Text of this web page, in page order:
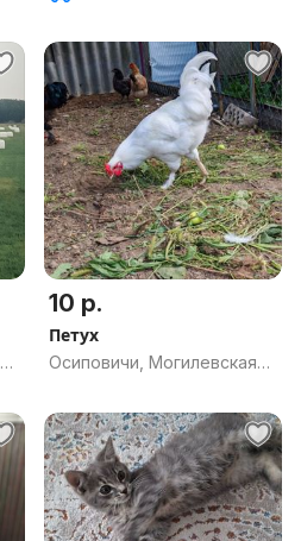
10 р.
Петух
Осиповичи, Могилевская